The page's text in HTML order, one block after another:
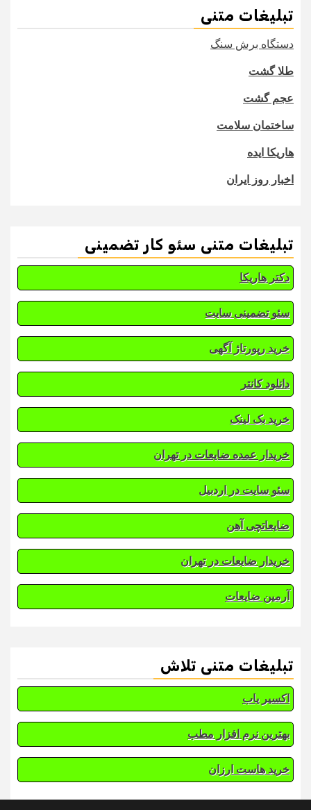
تبلیغات متنی
دستگاه برش سنگ
طلا گشت
عجم گشت
ساختمان سلامت
هاریکا ایده
اخبار روز ایران
تبلیغات متنی سئو کار تضمینی
دکتر هاریکا
سئو تضمینی سایت
خرید رپورتاژ آگهی
دانلود کانتر
خرید بک لینک
خریدار عمده ضایعات در تهران
سئو سایت در اردبیل
ضایعاتچی آهن
خریدار ضایعات در تهران
آرمین ضایعات
تبلیغات متنی تلاش
اکسیر یاب
بهترین نرم افزار مطب
خرید هاست ارزان